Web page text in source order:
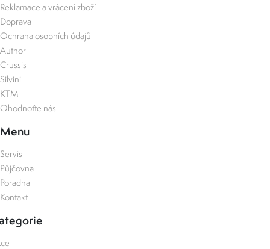
Reklamace a vrácení zboží
Doprava
Ochrana osobních údajů
Author
Crussis
Silvini
KTM
Ohodnoťte nás
Menu
Servis
Půjčovna
Poradna
Kontakt